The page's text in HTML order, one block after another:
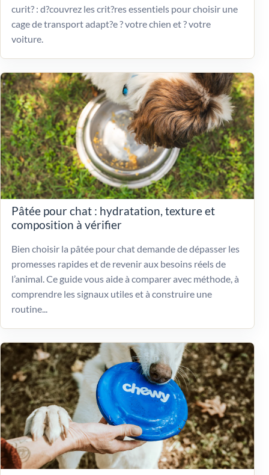
curit? : d?couvrez les crit?res essentiels pour choisir une
cage de transport adapt?e ? votre chien et ? votre
voiture.
Pâtée pour chat : hydratation, texture et
composition à vérifier
Bien choisir la pâtée pour chat demande de dépasser les
promesses rapides et de revenir aux besoins réels de
l’animal. Ce guide vous aide à comparer avec méthode, à
comprendre les signaux utiles et à construire une
routine...